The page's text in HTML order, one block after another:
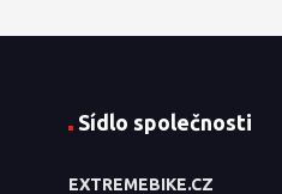
Sídlo společnosti
EXTREMEBIKE.CZ